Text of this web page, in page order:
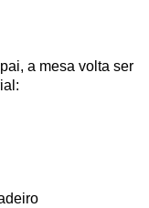
a mesa volta ser